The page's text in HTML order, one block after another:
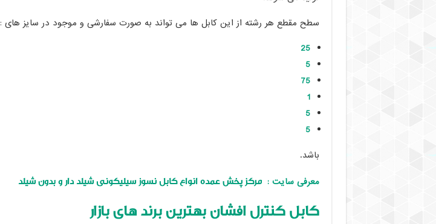
سطح مقطع هر رشته از این کابل ها می تواند به صورت سفارشی و موجود در سایز های :
25
5
75
1
5
5
باشد.
معرفی سایت : مرکز پخش عمده انواع کابل نسوز سیلیکونی شیلد دار و بدون شیلد
کابل کنترل افشان بهترین برند های بازار